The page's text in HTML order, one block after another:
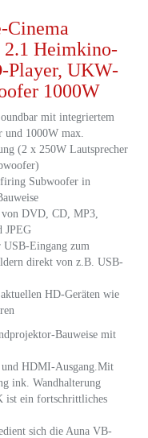
Cinema
2.1 Heimkino-
Player, UKW-
1000W
mit integriertem
und 1000W max.
(2 x 250W Lautsprecher
Subwoofer in
von DVD, CD, MP3,
JPEG
USB-Eingang zum
direkt von z.B. USB-
HD-Geräten wie
Bauweise mit
und HDMI-Ausgang.Mit
ink. Wandhalterung
ist ein fortschrittliches
sich die Auna VB-